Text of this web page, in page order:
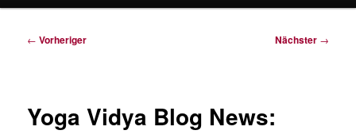
Beitragsnavigation
← Vorheriger Nächster →
Yoga Vidya Blog News: